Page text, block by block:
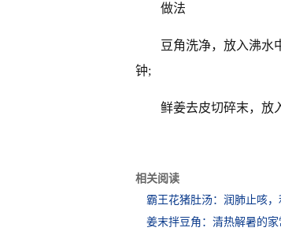
做法
豆角洗净，放入沸水
钟;
鲜姜去皮切碎末，放
相关阅读
霸王花猪肚汤：润肺止咳
姜末拌豆角：清热解暑的